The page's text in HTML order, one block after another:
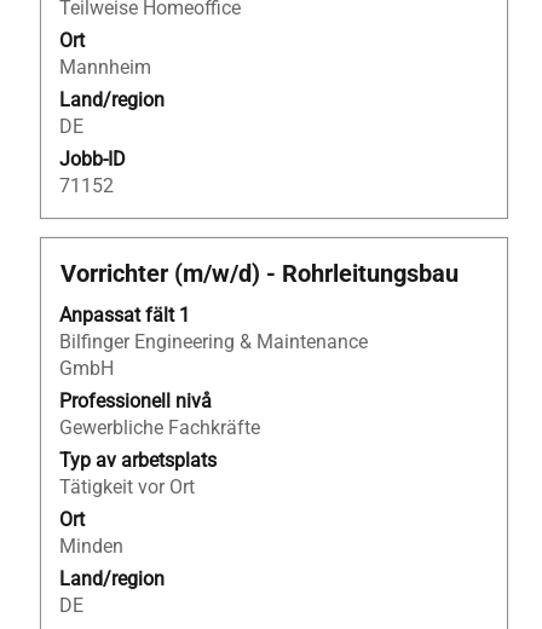
Teilweise Homeoffice
Ort
Mannheim
Land/region
DE
Jobb-ID
71152
i
jobbeskrivningen.
Titel
Vorrichter (m/w/d) - Rohrleitungsbau
Anpassat fält 1
Bilfinger Engineering & Maintenance
GmbH
Professionell nivå
Gewerbliche Fachkräfte
Typ av arbetsplats
Tätigkeit vor Ort
Ort
Minden
Land/region
DE
Klicka
blankstegstangenten
för
att
visa
allt
innehåll
i
jobbeskrivningen.